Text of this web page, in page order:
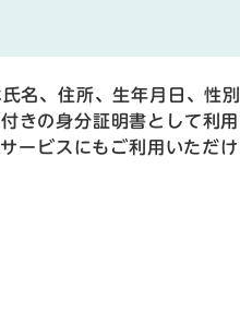
名、住所、生年月日、性
きの身分証明書として利
ービスにもご利用いただ